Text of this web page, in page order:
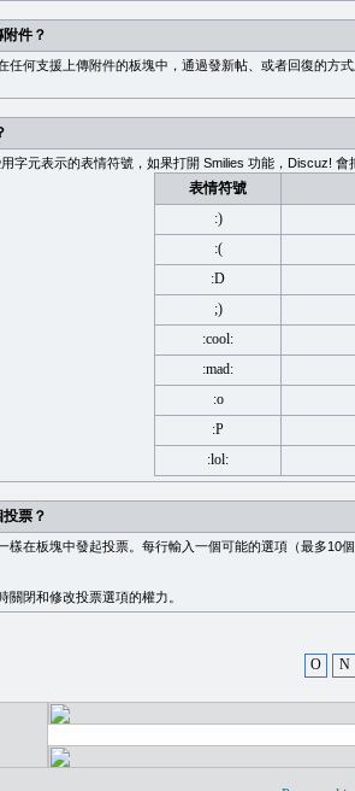
件？
何支援上傳附件的板塊中，通過發新帖、或者回復的方
字元表示的表情符號，如果打開 Smilies 功能，Discuz!
表情符號
:)
:(
:D
;)
:cool:
:mad:
:o
:P
:lol:
票？
在板塊中發起投票。每行輸入一個可能的選項（最多10
閉和修改投票選項的權力。
O N